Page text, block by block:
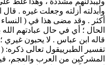
وأبدلته أزلته وجعلت غيره .
أكثر . وقد مضى هذا في ( النساء
الحال ؛ أي في حال عبادتهم
قاله ابن عباس . لا يحبون غيري
تفسير الطبرييقول تعالى ذكره: (
المشركين من العرب والعجم،